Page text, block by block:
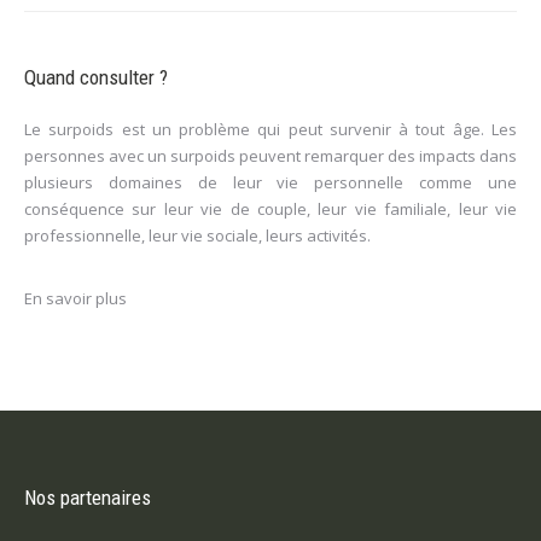
Quand consulter ?
Le surpoids est un problème qui peut survenir à tout âge. Les
personnes avec un surpoids peuvent remarquer des impacts dans
plusieurs domaines de leur vie personnelle comme une
conséquence sur leur vie de couple, leur vie familiale, leur vie
professionnelle, leur vie sociale, leurs activités.
En savoir plus
Nos partenaires